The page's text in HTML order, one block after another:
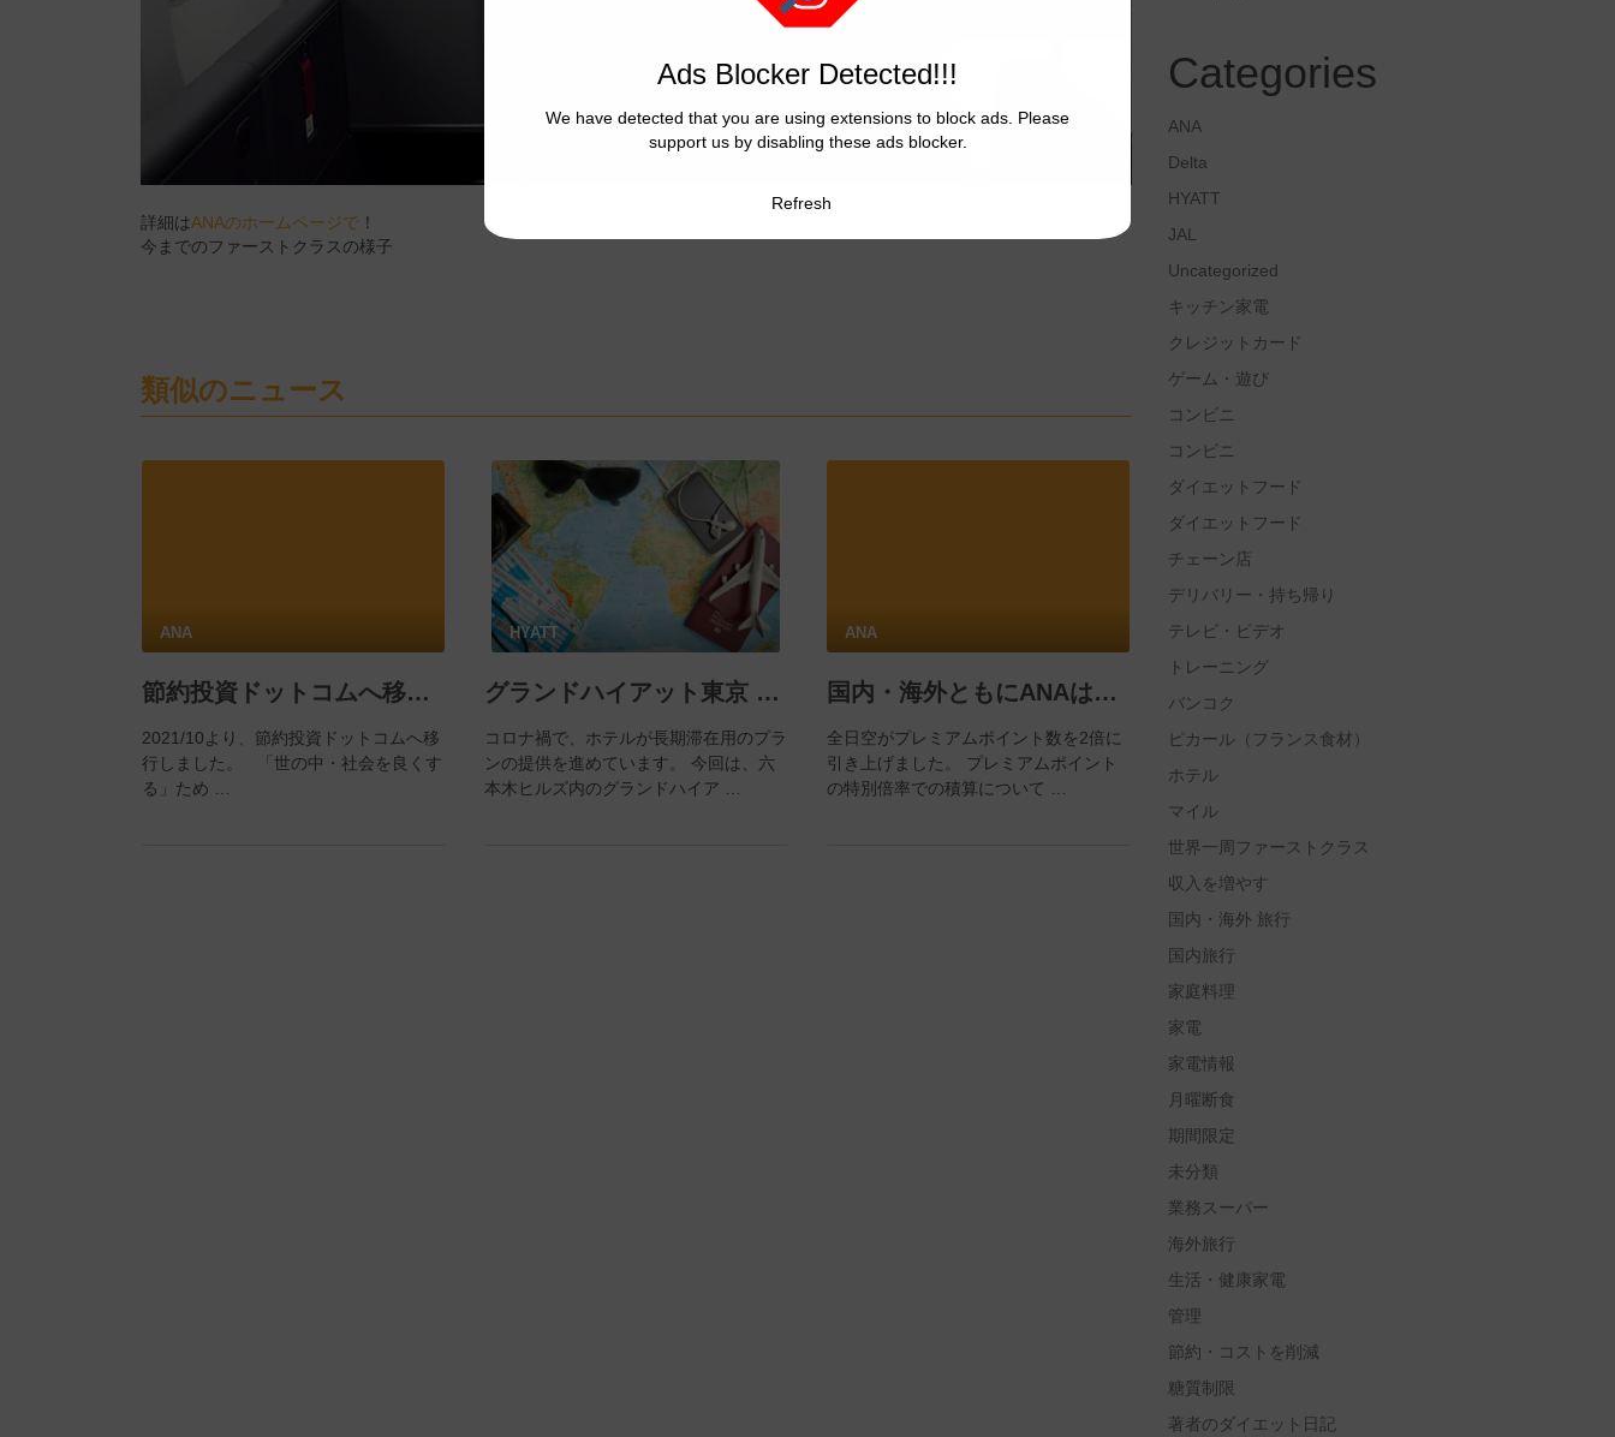
詳細はANAのホームページで ！
今までのファーストクラスの様子
類似のニュース
ANA
節約投資ドットコムへ移行のお知らせ
2021/10より、節約投資ドットコムへ移
行しました。 「世の中・社会を良くす
る」ため …
HYATT
グランドハイアット東京 長期滞在プラン グランド ウィークリー エスケープ at 六本木ヒルズ を体験してきました
コロナ禍で、ホテルが長期滞在用のプラ
ンの提供を進めています。 今回は、六
本木ヒルズ内のグランドハイア …
ANA
国内・海外ともにANAはプレミアムポイント数を2倍へ 2020年1月1日（水）から2020年6月30日（火）まで
全日空がプレミアムポイント数を2倍に
引き上げました。 プレミアムポイント
の特別倍率での積算について …
Categories
ANA
Delta
HYATT
JAL
Uncategorized
キッチン家電
クレジットカード
ゲーム・遊び
コンビニ
コンビニ
ダイエットフード
ダイエットフード
チェーン店
デリバリー・持ち帰り
テレビ・ビデオ
トレーニング
バンコク
ピカール（フランス食材）
ホテル
マイル
世界一周ファーストクラス
収入を増やす
国内・海外 旅行
国内旅行
家庭料理
家電
家電情報
月曜断食
期間限定
未分類
業務スーパー
海外旅行
生活・健康家電
管理
節約・コストを削減
糖質制限
著者のダイエット日記
Ads Blocker Detected!!!
We have detected that you are using extensions to block ads. Please
support us by disabling these ads blocker.
Refresh